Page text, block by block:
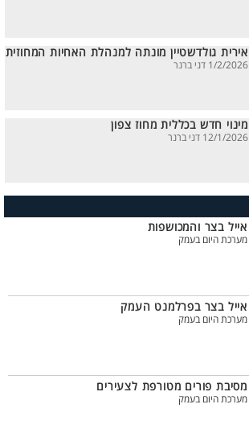
אירית גולדשטיין מונתה למנהלת האחיות המחוזית
1/2/2026 דני ברנר
מינוי חדש בכללית מחוז צפון
12/1/2026 דני ברנר
אייל בצר והמכושפות
מערכת היום בעמק
אייל בצר בפרלמנט העמק
מערכת היום בעמק
מסיבת פורים מטורפת לצעירים
מערכת היום בעמק